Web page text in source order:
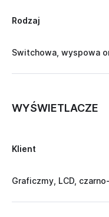
Rodzaj
Switchowa, wyspowa
WYŚWIETLACZE
Klient
Graficzmy, LCD,